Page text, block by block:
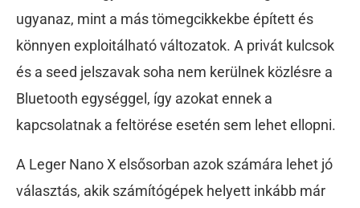
ugyanaz, mint a más tömegcikkekbe épített és
könnyen exploitálható változatok. A privát kulcsok
és a seed jelszavak soha nem kerülnek közlésre a
Bluetooth egységgel, így azokat ennek a
kapcsolatnak a feltörése esetén sem lehet ellopni.
A Leger Nano X elsősorban azok számára lehet jó
választás, akik számítógépek helyett inkább már